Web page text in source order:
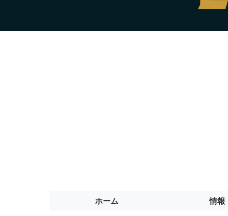
ホーム 情報